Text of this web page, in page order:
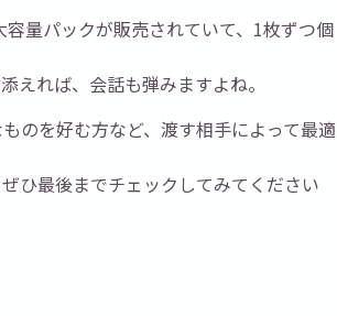
量パックが販売されていて、1枚ずつ個
えれば、会話も弾みますよね。
のを好む方など、渡す相手によって最適
ひ最後までチェックしてみてください